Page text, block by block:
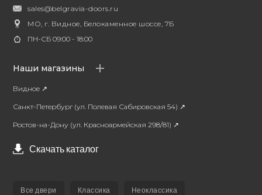
sales@belgravia-doors.ru
МО, г. Видное, Белокаменное шоссе, 7Б
ПН-СБ 09:00 - 18:00
Наши магазины
Видное ↗
Санкт-Петербург (ул. Полевая Сабировская 54) ↗
Ростов-на-Дону (ул. Красноармейская 298/81) ↗
Скачать каталог
Все двери Классика Неоклассика